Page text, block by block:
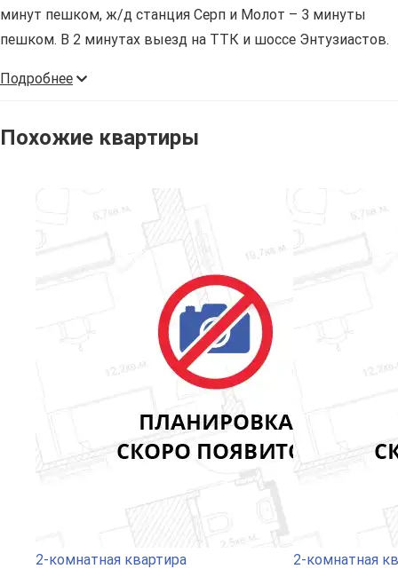
минут пешком, ж/д станция Серп и Молот – 3 минуты
пешком. В 2 минутах выезд на ТТК и шоссе Энтузиастов.
Подробнее
Похожие квартиры
2-комнатная квартира
2-комнатная